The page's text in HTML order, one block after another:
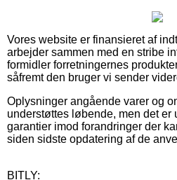
Vores website er finansieret af
arbejder sammen med en stribe
formidler forretningernes
såfremt den bruger vi sender
Oplysninger angående varer og
understøttes løbende, men det er
garantier imod forandringer der
siden sidste opdatering af de
BITLY: